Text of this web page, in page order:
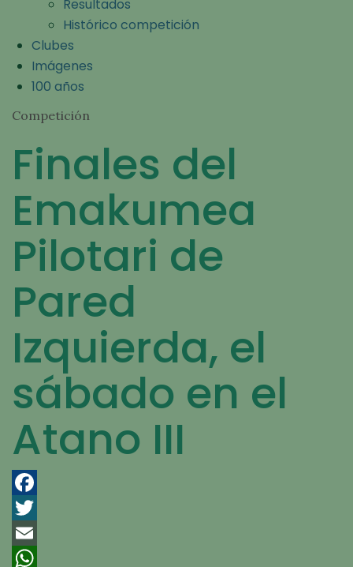
Resultados
Histórico competición
Clubes
Imágenes
100 años
Competición
Finales del
Emakumea
Pilotari de
Pared
Izquierda, el
sábado en el
Atano III
Facebook
Twitter
Email